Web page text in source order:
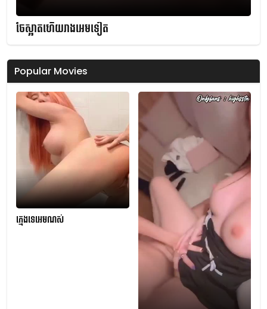
ចែស្អាតហើយរាងអេមទៀត
Popular Movies
ក្មេងទេអេមណស់